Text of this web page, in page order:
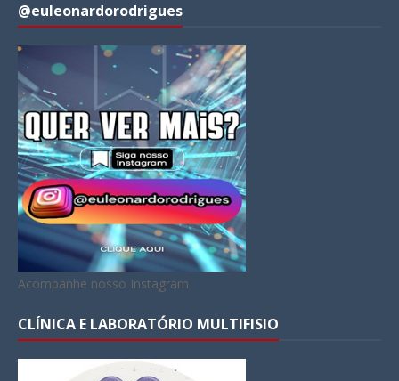
@euleonardorodrigues
Acompanhe nosso Instagram
CLÍNICA E LABORATÓRIO MULTIFISIO